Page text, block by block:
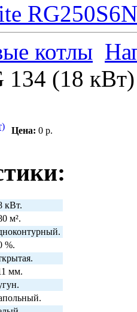
котлы
134 (18 кВт)
Цена: 0 р.
кВт.
м².
%.
мм.